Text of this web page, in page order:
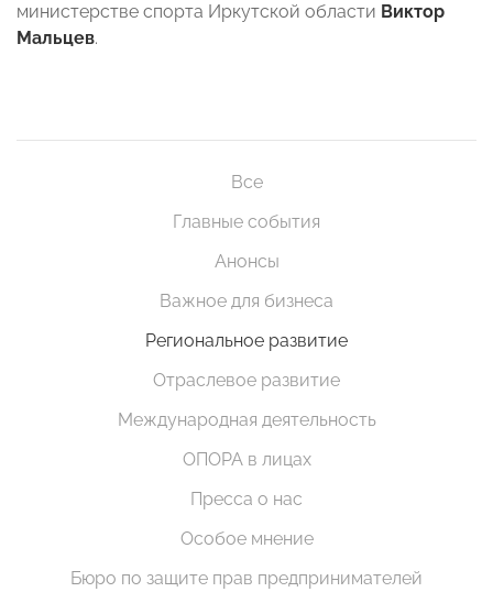
министерстве спорта Иркутской области Виктор
Мальцев.
Все
Главные события
Анонсы
Важное для бизнеса
Региональное развитие
Отраслевое развитие
Международная деятельность
ОПОРА в лицах
Пресса о нас
Особое мнение
Бюро по защите прав предпринимателей